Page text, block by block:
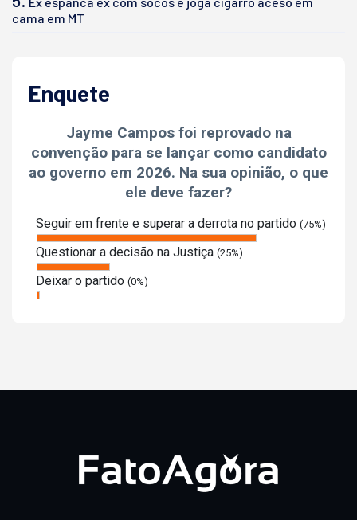
cama em MT
Enquete
Jayme Campos foi reprovado na
convenção para se lançar como candidato
ao governo em 2026. Na sua opinião, o que
ele deve fazer?
Seguir em frente e superar a derrota no partido (75%)
Questionar a decisão na Justiça (25%)
Deixar o partido (0%)